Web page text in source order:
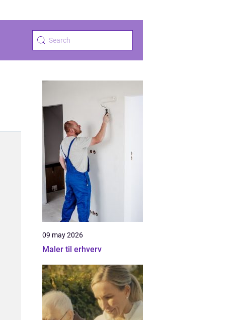
09 may 2026
Maler til erhverv